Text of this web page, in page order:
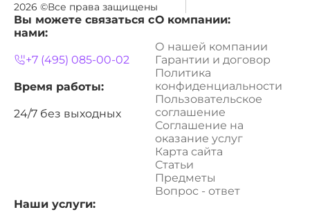
2026 ©Все права защищены
Вы можете связаться с
нами:
+7 (495) 085-00-02
Время работы:
24/7 без выходных
О компании:
О нашей компании
Гарантии и договор
Политика
конфиденциальности
Пользовательское
соглашение
Соглашение на
оказание услуг
Карта сайта
Статьи
Предметы
Вопрос - ответ
Наши услуги: